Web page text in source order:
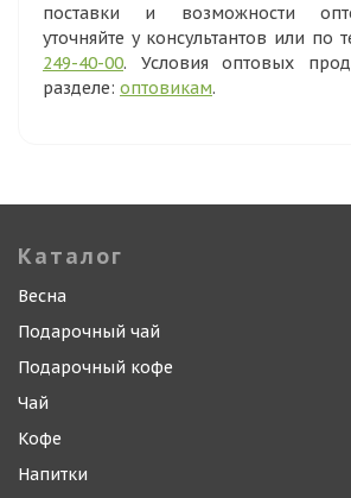
поставки и возможности
уточняйте у консультантов или по
249-40-00. Условия оптовых
разделе: оптовикам.
Каталог
Весна
Подарочный чай
Подарочный кофе
Чай
Кофе
Напитки